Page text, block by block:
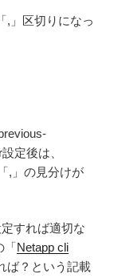
,」区切りになっ
定後は、
,」の見分けが
すれば適切な
「Netapp cli
ば？という記載